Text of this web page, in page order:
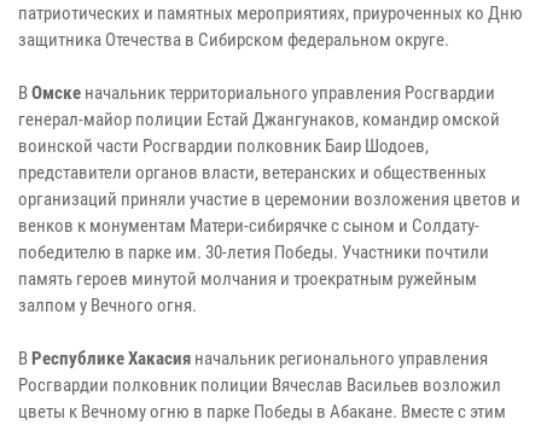
патриотических и памятных мероприятиях, приуроченных ко Дню
защитника Отечества в Сибирском федеральном округе.
ВОмске начальник территориального управления Росгвардии
генерал-майор полиции Естай Джангунаков, командир омской
воинской части Росгвардии полковник Баир Шодоев,
представители органов власти, ветеранских и общественных
организаций приняли участие в церемонии возложения цветов и
венков к монументам Матери-сибирячке с сыном и Солдату-
победителю в парке им. 30-летия Победы. Участники почтили
память героев минутой молчания и троекратным ружейным
залпом у Вечного огня.
В Республике Хакасия начальник регионального управления
Росгвардии полковник полиции Вячеслав Васильев возложил
цветы к Вечному огню в парке Победы в Абакане. Вместе с этим